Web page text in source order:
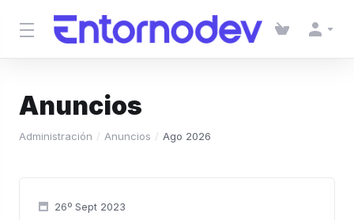
Anuncios
Administración Anuncios Ago 2026
26º Sept 2023